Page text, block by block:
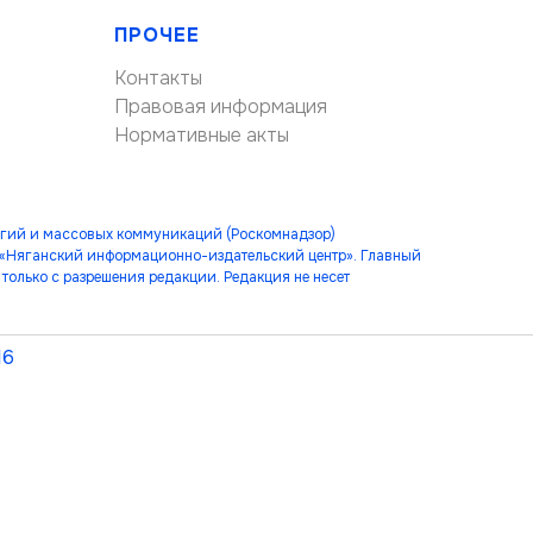
ПРОЧЕЕ
Контакты
Правовая информация
Нормативные акты
и массовых коммуникаций (Роскомнадзор)
информационно-издательский центр». Главный
с разрешения редакции. Редакция не несет